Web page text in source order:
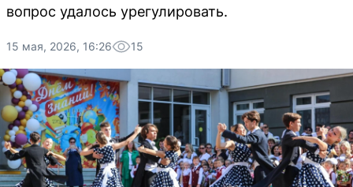
вопрос удалось урегулировать.
15 мая, 2026, 16:26 15